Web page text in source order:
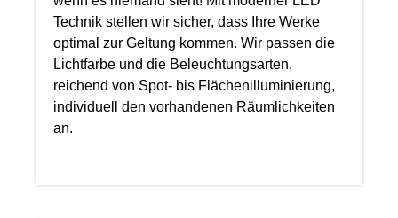
Technik stellen wir sicher, dass Ihre Werke
optimal zur Geltung kommen. Wir passen die
Lichtfarbe und die Beleuchtungsarten,
reichend von Spot- bis Flächenilluminierung,
individuell den vorhandenen Räumlichkeiten
an.